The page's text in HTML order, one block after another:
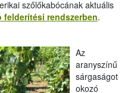
szőlőkabócának aktuális
felderítési rendszerben.
Az
aranyszínű
sárgaságot
okozó